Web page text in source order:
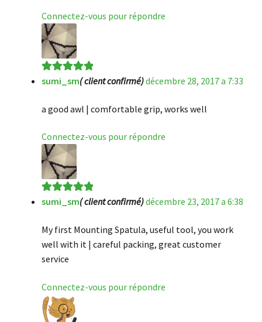
Connectez-vous pour répondre
Note sur 5
sumi_sm( client confirmé)décembre 28, 2017 a 7:33
a good awl | comfortable grip, works well
Connectez-vous pour répondre
Note sur 5
sumi_sm( client confirmé)décembre 23, 2017 a 6:38
My first Mounting Spatula, useful tool, you work
well with it | careful packing, great customer
service
Connectez-vous pour répondre